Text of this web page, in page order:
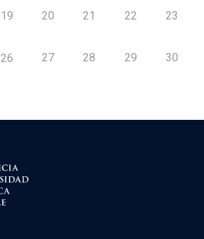
19 20 21 22 23
26 27 28 29 30